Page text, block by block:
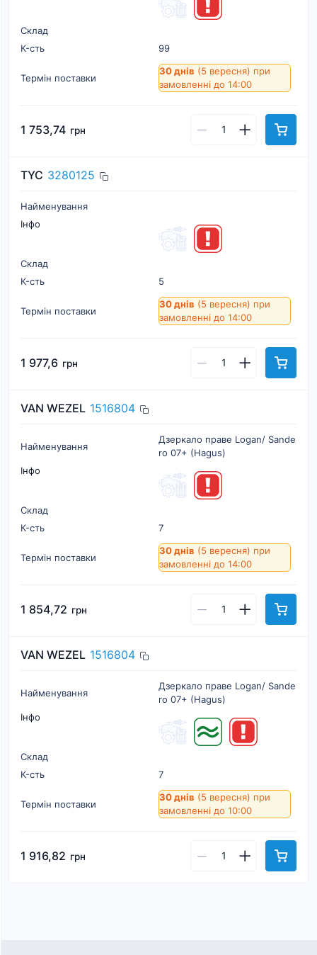
Склад
К-cть
99
Термін поставки
30 днів (5 вересня) при
замовленні до 14:00
1 753,74 грн
TYC 3280125
Найменування
Інфо
Склад
К-cть
5
Термін поставки
30 днів (5 вересня) при
замовленні до 14:00
1 977,6 грн
VAN WEZEL 1516804
Найменування
Дзеркало праве Logan/ Sande
ro 07+ (Hagus)
Інфо
Склад
К-cть
7
Термін поставки
30 днів (5 вересня) при
замовленні до 14:00
1 854,72 грн
VAN WEZEL 1516804
Найменування
Дзеркало праве Logan/ Sande
ro 07+ (Hagus)
Інфо
Склад
К-cть
7
Термін поставки
30 днів (5 вересня) при
замовленні до 10:00
1 916,82 грн